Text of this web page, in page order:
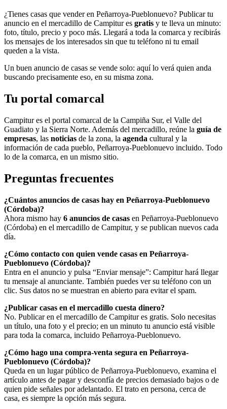
¿Tienes casas que vender en Peñarroya-Pueblonuevo? Publicar tu
anuncio en el mercadillo de Campitur es gratis y te lleva un minuto:
foto, título, precio y poco más. Llegará a toda la comarca y recibirás
los mensajes de los interesados sin que tu teléfono ni tu email
queden a la vista.
Un buen anuncio de casas se vende solo: aquí lo verá quien anda
buscando precisamente eso, en su misma zona.
Tu portal comarcal
Campitur es el portal comarcal de la Campiña Sur, el Valle del
Guadiato y la Sierra Norte. Además del mercadillo, reúne la guía de
empresas, las noticias de la zona, la agenda cultural y la
información de cada pueblo, Peñarroya-Pueblonuevo incluido. Todo
lo de la comarca, en un mismo sitio.
Preguntas frecuentes
¿Cuántos anuncios de casas hay en Peñarroya-Pueblonuevo
(Córdoba)?
Ahora mismo hay 6 anuncios de casas en Peñarroya-Pueblonuevo
(Córdoba) en el mercadillo de Campitur, y se publican nuevos cada
día.
¿Cómo contacto con quien vende casas en Peñarroya-
Pueblonuevo (Córdoba)?
Entra en el anuncio y pulsa “Enviar mensaje”: Campitur hará llegar
tu mensaje al anunciante. También puedes ver su teléfono con un
clic. Sus datos no se muestran en abierto para evitar el spam.
¿Publicar casas en el mercadillo cuesta dinero?
No. Publicar en el mercadillo de Campitur es gratis. Solo necesitas
un título, una foto y el precio; en un minuto tu anuncio está visible
para toda la comarca, incluido Peñarroya-Pueblonuevo.
¿Cómo hago una compra-venta segura en Peñarroya-
Pueblonuevo (Córdoba)?
Queda en un lugar público de Peñarroya-Pueblonuevo, examina el
artículo antes de pagar y desconfía de precios demasiado bajos o de
quien pide señales por adelantado. El trato en persona, cerca de
casa, es siempre la opción más segura.